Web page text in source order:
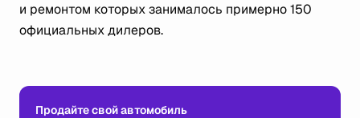
и ремонтом которых занималось примерно 150
официальных дилеров.
Продайте свой автомобиль